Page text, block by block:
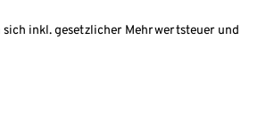
sich inkl. gesetzlicher Mehrwertsteuer und